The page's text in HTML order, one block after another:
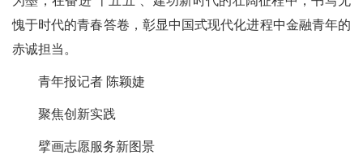
愧于时代的青春答卷，彰显中国式现代化进程中金融青年的
赤诚担当。
青年报记者 陈颖婕
聚焦创新实践
擘画志愿服务新图景